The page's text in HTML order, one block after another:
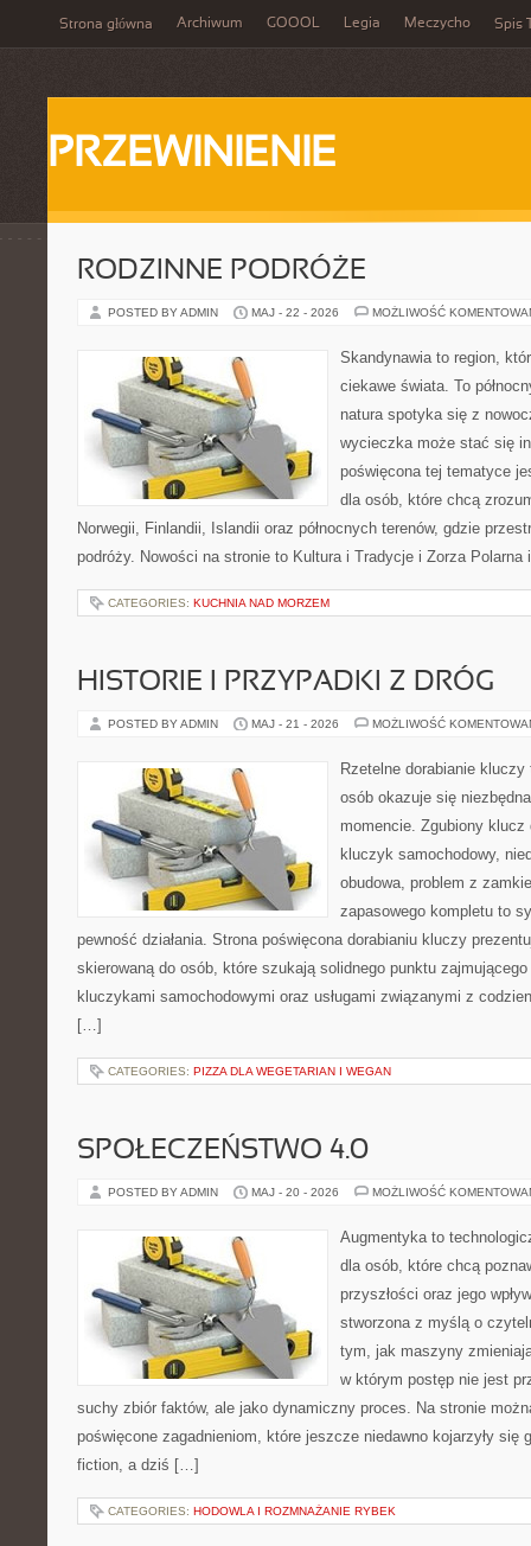
Strona główna Archiwum GOOOL Legia Meczycho Spis
PRZEWINIENIE
RODZINNE PODRÓŻE
POSTED BY ADMIN MAJ - 22 - 2026 MOŻLIWOŚĆ
Skandynawia to region,
ciekawe świata. To
natura spotyka się z
wycieczka może stać się
poświęcona tej tematyce
dla osób, które chcą
Norwegii, Finlandii, Islandii oraz północnych terenów, gdzie
podróży. Nowości na stronie to Kultura i Tradycje i Zorza
CATEGORIES: KUCHNIA NAD MORZEM
HISTORIE I PRZYPADKI Z DRÓG
POSTED BY ADMIN MAJ - 21 - 2026 MOŻLIWOŚĆ
Rzetelne dorabianie
osób okazuje się
momencie. Zgubiony
kluczyk samochodowy,
obudowa, problem z
zapasowego kompletu to
pewność działania. Strona poświęcona dorabianiu kluczy
skierowaną do osób, które szukają solidnego punktu
kluczykami samochodowymi oraz usługami związanymi z
[…]
CATEGORIES: PIZZA DLA WEGETARIAN I WEGAN
SPOŁECZEŃSTWO 4.0
POSTED BY ADMIN MAJ - 20 - 2026 MOŻLIWOŚĆ
Augmentyka to
dla osób, które chcą
przyszłości oraz jego
stworzona z myślą o
tym, jak maszyny
w którym postęp nie jest
suchy zbiór faktów, ale jako dynamiczny proces. Na stronie
poświęcone zagadnieniom, które jeszcze niedawno kojarzyły się
fiction, a dziś […]
CATEGORIES: HODOWLA I ROZMNAŻANIE RYBEK